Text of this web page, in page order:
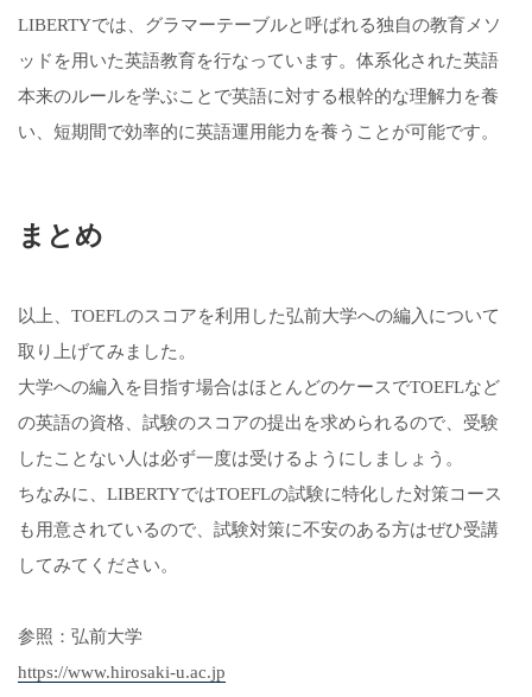
LIBERTYでは、グラマーテーブルと呼ばれる独自の教育メソ
ッドを用いた英語教育を行なっています。体系化された英語
本来のルールを学ぶことで英語に対する根幹的な理解力を養
い、短期間で効率的に英語運用能力を養うことが可能です。
まとめ
以上、TOEFLのスコアを利用した弘前大学への編入について
取り上げてみました。
大学への編入を目指す場合はほとんどのケースでTOEFLなど
の英語の資格、試験のスコアの提出を求められるので、受験
したことない人は必ず一度は受けるようにしましょう。
ちなみに、LIBERTYではTOEFLの試験に特化した対策コース
も用意されているので、試験対策に不安のある方はぜひ受講
してみてください。
参照：弘前大学
https://www.hirosaki-u.ac.jp